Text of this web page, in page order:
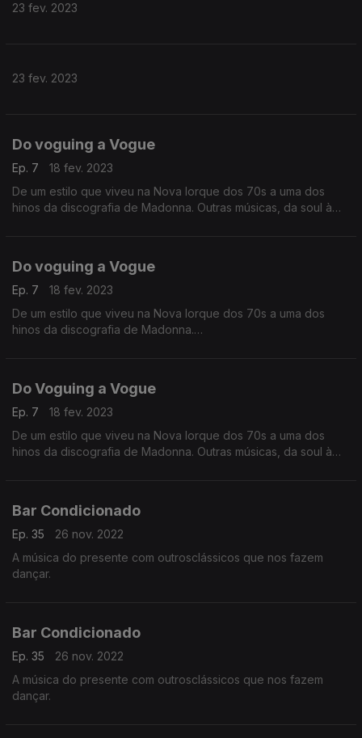
23 fev. 2023
23 fev. 2023
Do voguing a Vogue
Ep. 7
18 fev. 2023
De um estilo que viveu na Nova Iorque dos 70s a uma dos
hinos da discografia de Madonna. Outras músicas, da soul à
Do voguing a Vogue
Ep. 7
18 fev. 2023
De um estilo que viveu na Nova Iorque dos 70s a uma dos
hinos da discografia de Madonna.
Do Voguing a Vogue
Ep. 7
18 fev. 2023
De um estilo que viveu na Nova Iorque dos 70s a uma dos
hinos da discografia de Madonna. Outras músicas, da soul à
Bar Condicionado
Ep. 35
26 nov. 2022
A música do presente com outrosclássicos que nos fazem
dançar.
Bar Condicionado
Ep. 35
26 nov. 2022
A música do presente com outrosclássicos que nos fazem
dançar.